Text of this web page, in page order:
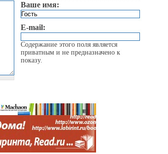
Ваше имя:
E-mail:
Содержание этого поля является
приватным и не предназначено к
показу.